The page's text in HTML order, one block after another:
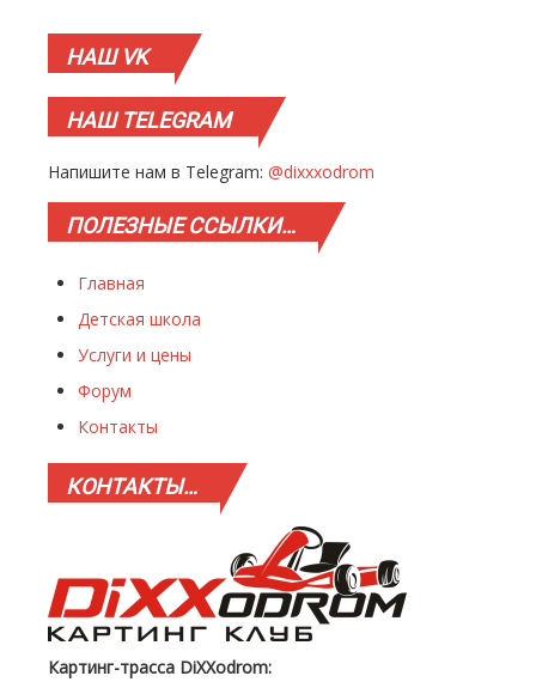
НАШVK
НАШTELEGRAM
Напишите нам в Telegram: @dixxxodrom
ПОЛЕЗНЫЕССЫЛКИ…
Главная
Детская школа
Услуги и цены
Форум
Контакты
КОНТАКТЫ…
Картинг-трасса DiXXodrom: